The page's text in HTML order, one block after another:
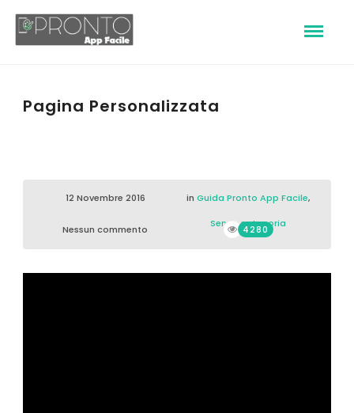
Pagina Personalizzata
12 Novembre 2016 in Guida Pronto App Facile,
Senza categoria
Nessun commento 4280